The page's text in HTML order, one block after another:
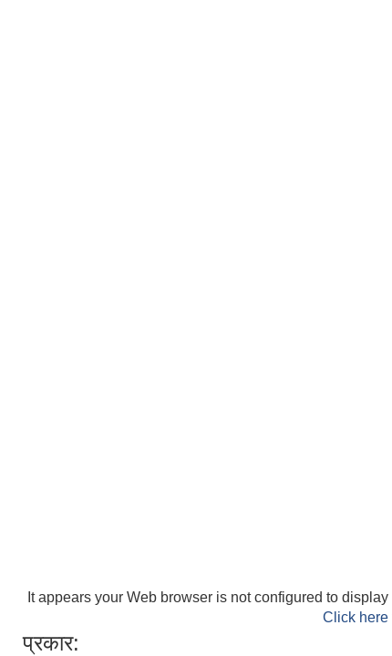
It appears your Web browser is not configured to
Click here
प्रकार: